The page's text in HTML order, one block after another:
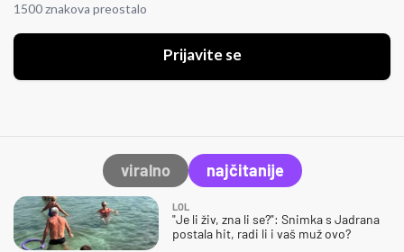
1500 znakova preostalo
Prijavite se
viralno najčitanije
LOL
"Je li živ, zna li se?": Snimka s Jadrana
postala hit, radi li i vaš muž ovo?